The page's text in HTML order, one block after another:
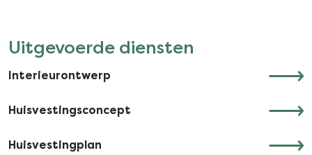
Uitgevoerde diensten
Interieurontwerp
Huisvestingsconcept
Huisvestingplan